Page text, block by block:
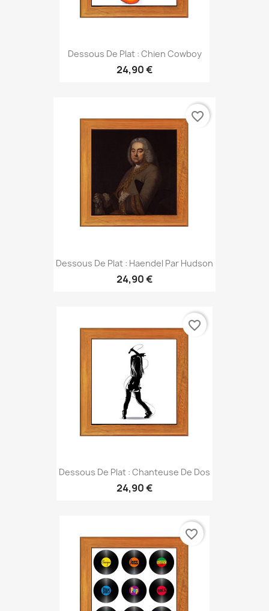
Dessous De Plat : Chien Cowboy
24,90 €
Dessous De Plat : Haendel Par Hudson
24,90 €
favorite_border
Dessous De Plat : Chanteuse De Dos
24,90 €
favorite_border
favorite_border